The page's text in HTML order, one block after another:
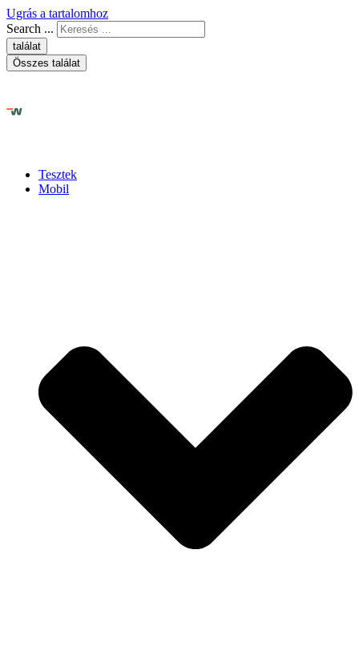
Ugrás a tartalomhoz
Search ...
találat
Összes találat
Tesztek
Mobil